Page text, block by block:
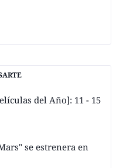
del Año]: 11 - 15
se estrenera en